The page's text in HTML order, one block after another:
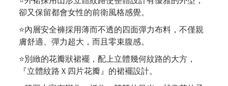
卻又保留都會女性的前衛風格感覺。
⭐內層安全褲採用薄而不透的四面彈力布料，不僅親
膚舒適、彈力超大，而且零束腹感。
⭐別緻的花瓣狀裙襬，配上立體幾何紋路的大方，
『立體紋路Ｘ四片花瓣』的裙襬設計。